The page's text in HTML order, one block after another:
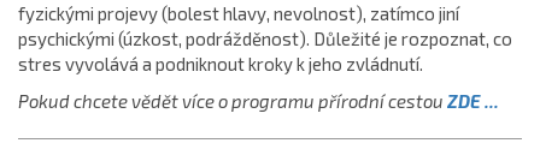
fyzickými projevy (bolest hlavy, nevolnost), zatímco jiní
psychickými (úzkost, podrážděnost). Důležité je rozpoznat, co
stres vyvolává a podniknout kroky k jeho zvládnutí.
Pokud chcete vědět více o programu přírodní cestou ZDE ...